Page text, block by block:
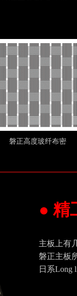
磐正高度玻纤布密
● 精
主板上有
磐正主板
日系Long